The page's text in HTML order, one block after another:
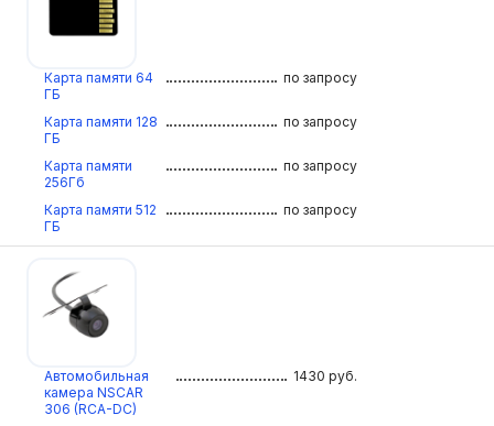
Карта памяти 64
ГБ
по запросу
Карта памяти 128
ГБ
по запросу
Карта памяти
256Гб
по запросу
Карта памяти 512
ГБ
по запросу
Автомобильная
камера NSCAR
306 (RCA-DC)
1430 руб.